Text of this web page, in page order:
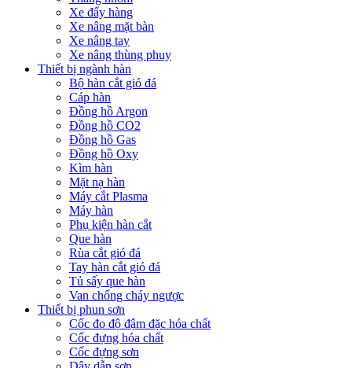
Xe đẩy hàng
Xe nâng mặt bàn
Xe nâng tay
Xe nâng thùng phuy
Thiết bị ngành hàn
Bộ hàn cắt gió đá
Cáp hàn
Đồng hồ Argon
Đồng hồ CO2
Đồng hồ Gas
Đồng hồ Oxy
Kìm hàn
Mặt nạ hàn
Máy cắt Plasma
Máy hàn
Phụ kiện hàn cắt
Que hàn
Rùa cắt gió đá
Tay hàn cắt gió đá
Tủ sấy que hàn
Van chống cháy ngược
Thiết bị phun sơn
Cốc đo độ đậm đặc hóa chất
Cốc đựng hóa chất
Cốc đựng sơn